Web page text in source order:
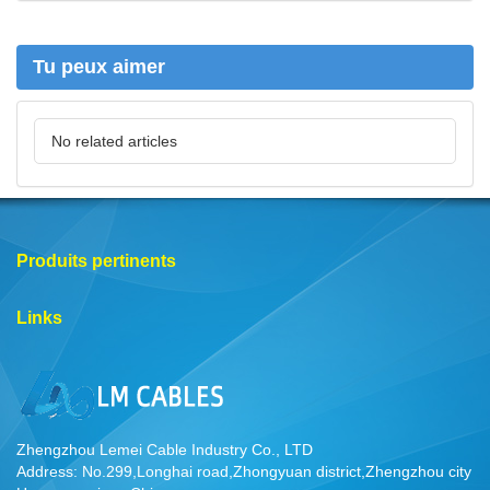
h
r
Tu peux aimer
No related articles
Produits pertinents
Links
Zhengzhou Lemei Cable Industry Co., LTD
Address: No.299,Longhai road,Zhongyuan district,Zhengzhou city